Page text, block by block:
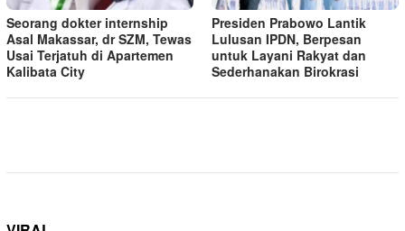
Seorang dokter internship
Asal Makassar, dr SZM, Tewas
Usai Terjatuh di Apartemen
Kalibata City
Presiden Prabowo Lantik
Lulusan IPDN, Berpesan
untuk Layani Rakyat dan
Sederhanakan Birokrasi